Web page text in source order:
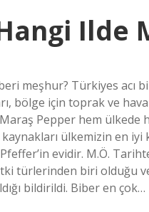
Ilde
meşhur? Türkiyes acı
bölge için toprak ve
Pepper hem ülkede
ülkemizin en iyi
evidir. M.Ö.
türlerinden biri olduğu ve
bildirildi. Biber en çok…